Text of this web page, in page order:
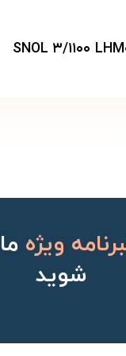
ویژه
شوید